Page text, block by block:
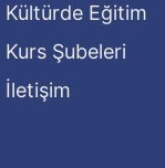
Kültürde Eğitim
Kurs Şubeleri
İletişim